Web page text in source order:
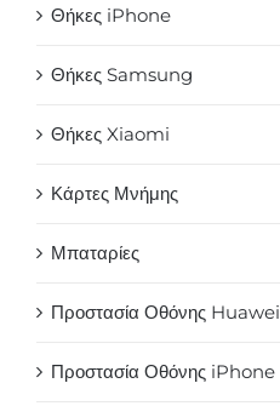
Θήκες iPhone
Θήκες Samsung
Θήκες Xiaomi
Κάρτες Μνήμης
Μπαταρίες
Προστασία Οθόνης Huawei
Προστασία Οθόνης iPhone